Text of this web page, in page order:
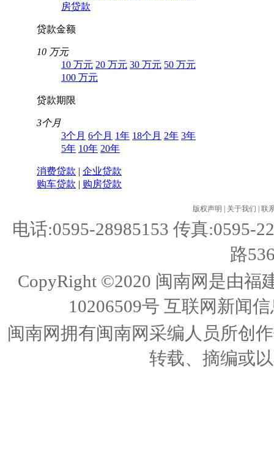
房贷款
贷款金额
10 万元
10 万元 20 万元 30 万元 50 万元
100 万元
贷款期限
3个月
3个月 6个月 1年 18个月 2年 3年
5年 10年 20年
消费贷款 | 企业贷款
购车贷款 | 购房贷款
版权声明 | 关于我们 | 联
电话:0595-28985153 传真:0595-
路
CopyRight ©2020 闽南网是由
10206509号 互联网新闻
闽南网拥有闽南网采编人员所创
转载、摘编或